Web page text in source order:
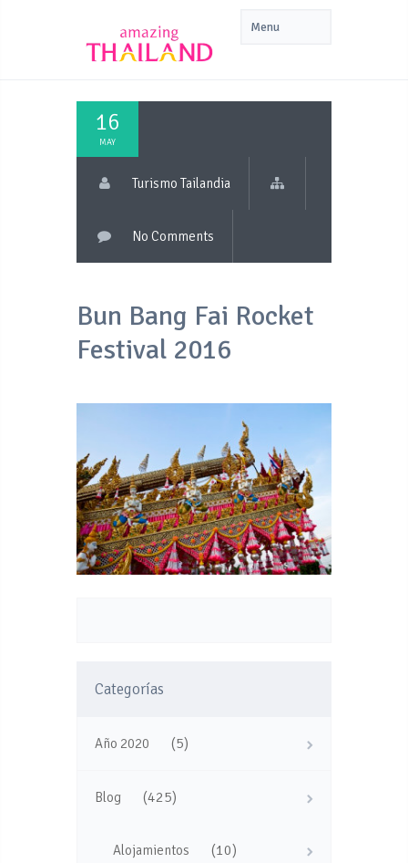
16
MAY
Turismo Tailandia
No Comments
Bun Bang Fai Rocket
Festival 2016
Categorías
Año 2020 (5)
Blog (425)
Alojamientos (10)